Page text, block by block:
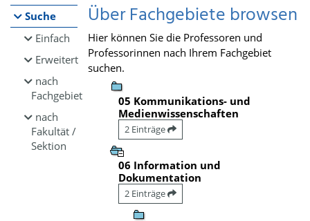
Suche
Einfach
Erweitert
nach
Fachgebiet
nach
Fakultät /
Sektion
Über Fachgebiete browsen
Hier können Sie die Professoren und
Professorinnen nach Ihrem Fachgebiet
suchen.
05 Kommunikations- und
Medienwissenschaften
2 Einträge
06 Information und
Dokumentation
2 Einträge